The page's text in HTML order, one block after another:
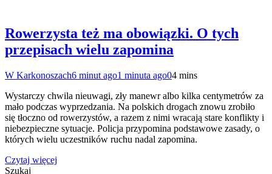
Rowerzysta też ma obowiązki. O tych
przepisach wielu zapomina
W Karkonoszach6 minut ago1 minuta ago04 mins
Wystarczy chwila nieuwagi, zły manewr albo kilka centymetrów za
mało podczas wyprzedzania. Na polskich drogach znowu zrobiło
się tłoczno od rowerzystów, a razem z nimi wracają stare konflikty i
niebezpieczne sytuacje. Policja przypomina podstawowe zasady, o
których wielu uczestników ruchu nadal zapomina.
Czytaj więcej
Szukaj